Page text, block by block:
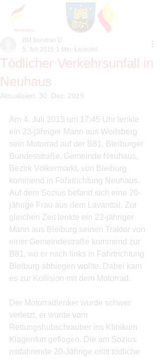
Tödlicher Verkehrsunfall in
Neuhaus
BM Borstner D.
5. Juli 2015 1 Min. Lesezeit
Aktualisiert: 30. Dez. 2019
Am 4. Juli 2015 um 17:45 Uhr lenkte
ein 23-jähriger Mann aus Wolfsberg
sein Motorrad auf der B81, Bleiburger
Bundesstraße, Gemeinde Neuhaus,
Bezirk Völkermarkt, von Bleiburg
kommend in Fahrtrichtung Neuhaus.
Auf dem Sozius befand sich eine 20-
jährige Frau aus dem Lavanttal. Zur
gleichen Zeit lenkte ein 22-jähriger
Mann aus Bleiburg seinen Traktor von
einer Gemeindestraße kommend zur
B81, wo er nach links in Fahrtrichtung
Bleiburg abbiegen wollte. Dabei kam
es zur Kollision mit dem Motorrad.
Der Motorradlenker wurde schwer
verletzt, er wurde vom
Rettungshubschrauber ins Klinikum
Klagenfurt geflogen. Die am Sozius
mitfahrende 20-Jährige erlitt tödliche